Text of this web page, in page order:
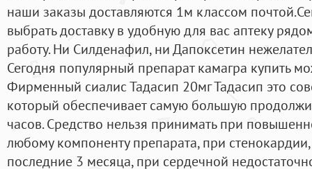
наши заказы доставляются 1м классом
выбрать доставку в удобную для вас аптеку
работу. Ни Силденафил, ни Дапоксетин
Сегодня популярный препарат камагра купить
Фирменный сиалис Тадасип 20мг Тадасип это
который обеспечивает самую большую
часов. Средство нельзя принимать при
любому компоненту препарата, при
последние 3 месяца, при сердечной